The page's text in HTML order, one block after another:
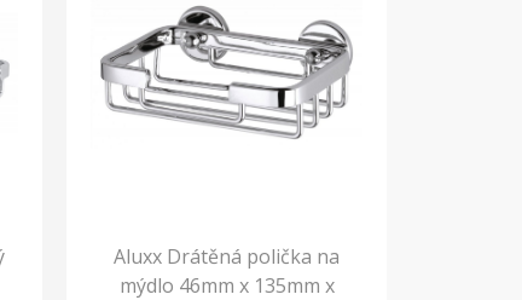
Aluxx Drátěná polička na
mýdlo 46mm x 135mm x